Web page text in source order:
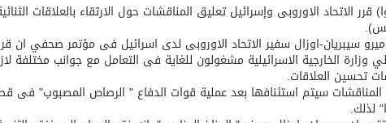
اتفاقية تطوير مصانع جاهزة ومتخصصة في مجال الطاقة
قرر الاتحاد الاوروبى وإسرائيل تعليق المناقشات حول الارتقاء بالعلاقات
سيبريان-اوزال سفير الاتحاد الاوروبى لدى اسرائيل فى مؤتمر صحفي ان
وزارة الخارجية الاسرائيلية مشغولون للغاية فى التعامل مع جوانب
تحسين العلاقات.
المناقشات سيتم استئنافها بعد عملية قوات الدفاع " الرصاص المصبوب" فى
لذلك.